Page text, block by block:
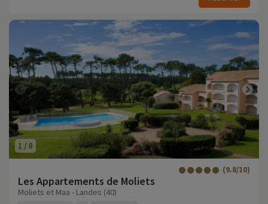
1 / 8
Les Appartements de Moliets
(9.8/10)
Moliets et Maa - Landes (40)